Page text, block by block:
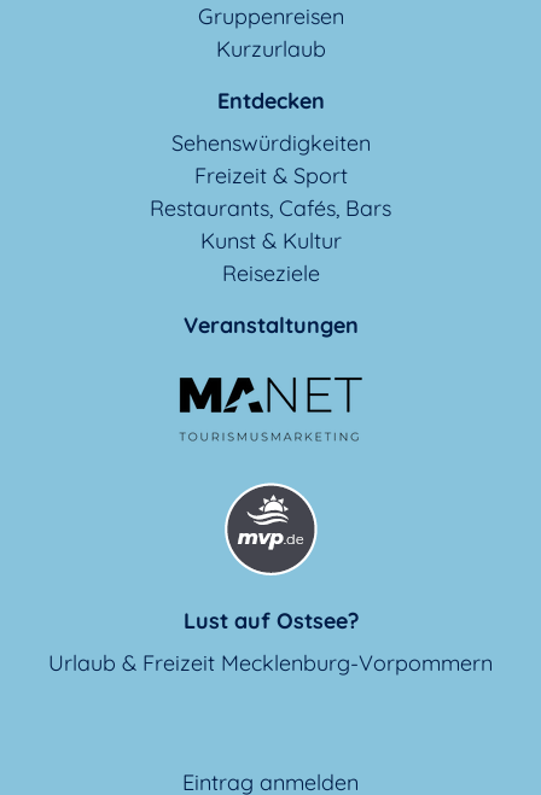
Gruppenreisen
Kurzurlaub
Entdecken
Sehenswürdigkeiten
Freizeit & Sport
Restaurants, Cafés, Bars
Kunst & Kultur
Reiseziele
Veranstaltungen
Lust auf Ostsee?
Urlaub & Freizeit Mecklenburg-Vorpommern
Eintrag anmelden